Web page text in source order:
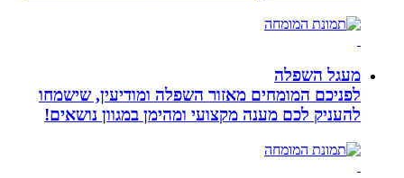
מעגל השפלה
לפניכם המומחים מאזור השפלה ומודיעין, שישמחו
להעניק לכם מענה מקצועי ומהימן במגוון נושאים!